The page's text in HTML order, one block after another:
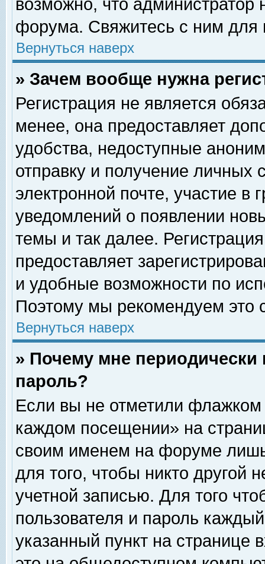
возможно, что
форума. Свяжитесь с ним для
Вернуться наверх
» Зачем вообще нужна
Регистрация не является
менее, она предоставляет
удобства, недоступные
отправку и получение личных
электронной почте, участие в
уведомлений о появлении
темы и так далее.
предоставляет
и удобные возможности по
Поэтому мы рекомендуем это
Вернуться наверх
» Почему мне
пароль?
Если вы не отметили флажком
каждом посещении» на
своим именем на форуме
для того, чтобы никто другой
учетной записью. Для того
пользователя и пароль
указанный пункт на